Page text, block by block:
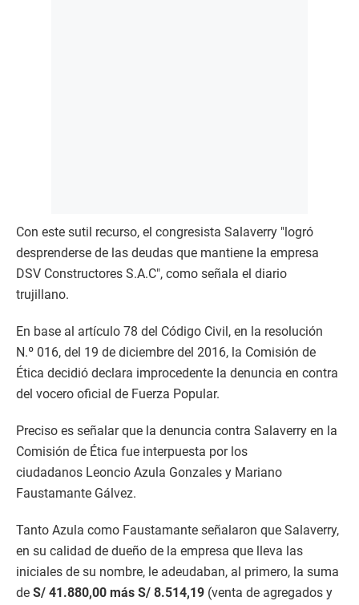
Con este sutil recurso, el congresista Salaverry "logró
desprenderse de las deudas que mantiene la empresa
DSV Constructores S.A.C", como señala el diario
trujillano.
En base al artículo 78 del Código Civil, en la resolución
N.º 016, del 19 de diciembre del 2016, la Comisión de
Ética decidió declara improcedente la denuncia en contra
del vocero oficial de Fuerza Popular.
Preciso es señalar que la denuncia contra Salaverry en la
Comisión de Ética fue interpuesta por los
ciudadanos Leoncio Azula Gonzales y Mariano
Faustamante Gálvez.
Tanto Azula como Faustamante señalaron que Salaverry,
en su calidad de dueño de la empresa que lleva las
iniciales de su nombre, le adeudaban, al primero, la suma
de S/ 41.880,00 más S/ 8.514,19 (venta de agregados y